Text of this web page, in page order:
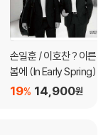
손일훈 / 이호찬 ? 이른
봄에 (In Early Spring)
14,900원
19%